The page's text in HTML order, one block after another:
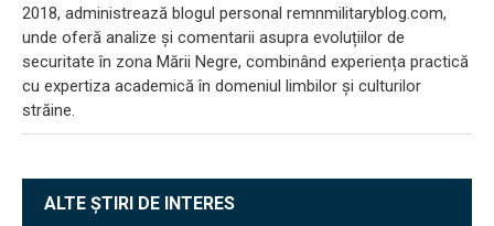
2018, administrează blogul personal remnmilitaryblog.com,
unde oferă analize și comentarii asupra evoluțiilor de
securitate în zona Mării Negre, combinând experiența practică
cu expertiza academică în domeniul limbilor și culturilor
străine.
ALTE ȘTIRI DE INTERES